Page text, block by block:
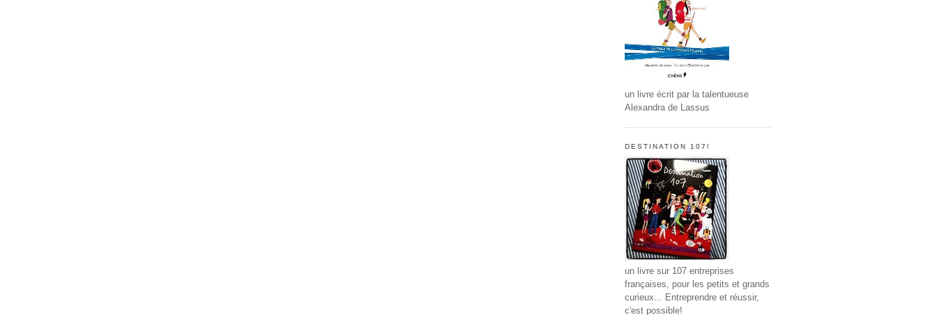
un livre écrit par la talentueuse
Alexandra de Lassus
DESTINATION 107!
un livre sur 107 entreprises
françaises, pour les petits et grands
curieux... Entreprendre et réussir,
c'est possible!